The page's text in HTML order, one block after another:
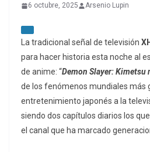
6 octubre, 2025 Arsenio Lupin
La tradicional señal de televisión
para hacer historia esta noche al
de anime: “Demon Slayer: Kimetsu
de los fenómenos mundiales más
entretenimiento japonés a la
siendo dos capítulos diarios los
el canal que ha marcado